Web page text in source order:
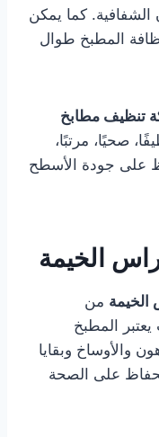
الشفافية. كما يمكن
المطبخ طوال
تنظيف مطابخ
صحيًا، مرتبًا،
على جودة الأسطح
الخيمة
من
المطبخ
والأوساخ وبقايا
على الصحة